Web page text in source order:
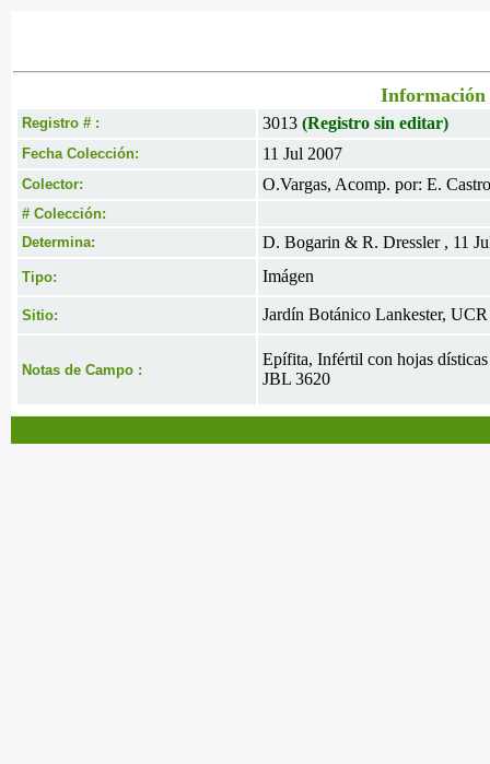
Información
Registro # : 3013 (Registro sin editar)
Fecha Colección: 11 Jul 2007
Colector: O.Vargas, Acomp. por: E. Castro
# Colección:
Determina:
D. Bogarin & R. Dressler , 11
Tipo: Imágen
Sitio: Jardín Botánico Lankester, UCR
Notas de Campo :
Epífita, Infértil con hojas
JBL 3620